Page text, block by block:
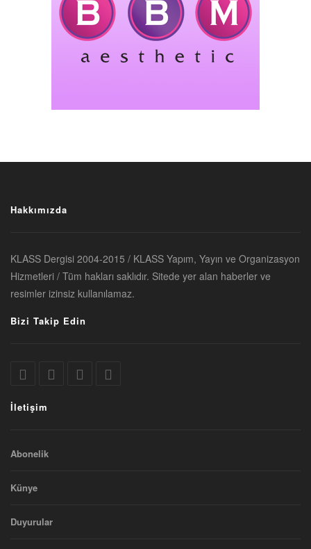
Hakkımızda
KLASS Dergisi 2004-2015 / KLASS Yapım, Yayın ve Organizasyon
Hizmetleri / Tüm hakları saklıdır. Sitede yer alan haberler ve
resimler izinsiz kullanılamaz.
Bizi Takip Edin
İletişim
Abonelik
Künye
Duyurular